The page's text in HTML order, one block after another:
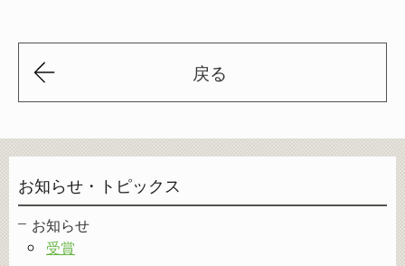
戻る
お知らせ・トピックス
お知らせ
受賞